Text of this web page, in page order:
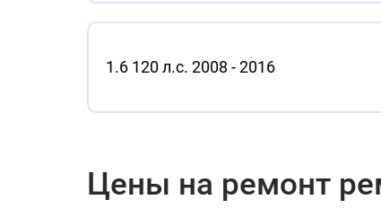
1.6 120 л.с. 2008 - 2016
Цены на ремонт